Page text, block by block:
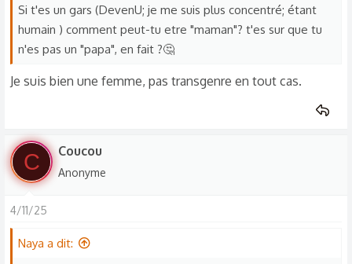
Si t'es un gars (DevenU; je me suis plus concentré; étant
humain ) comment peut-tu etre "maman"? t'es sur que tu
n'es pas un "papa", en fait ?🤔
Je suis bien une femme, pas transgenre en tout cas.
C Coucou
Anonyme
4/11/25
Naya a dit: